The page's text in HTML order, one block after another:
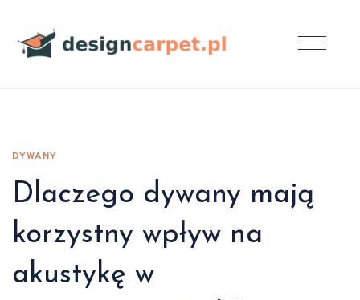
DYWANY
Dlaczego dywany mają
korzystny wpływ na
akustykę w